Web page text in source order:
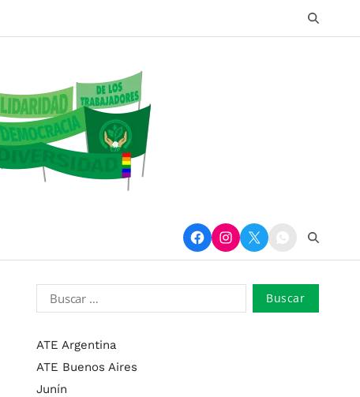
ATE Argentina
ATE Buenos Aires
Junín